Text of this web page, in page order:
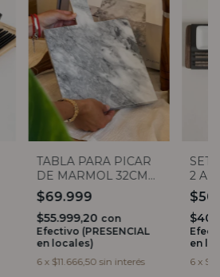
TABLA PARA PICAR
DE MARMOL 32CM
VASSA
$69.999
$55.999,20 con
Efectivo (PRESENCIAL
en locales)
6 x $11.666,50 sin interés
SET
2
en
6 x